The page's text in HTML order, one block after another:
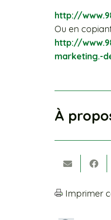
http://
Ou en
http://
marketing.-
À
Imprimer